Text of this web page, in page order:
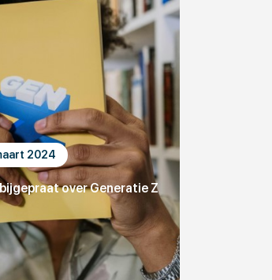
2024
over Generatie Z